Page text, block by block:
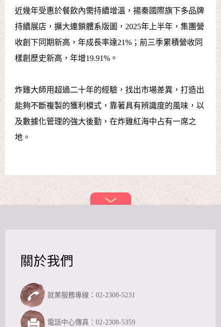
近幾年受惠於餐飲內需持續增溫，揚秦國際旗下多品牌
持續展店，擴大連鎖體系版圖，2025年上半年，集團營
收創下同期新高，年成長率達21%；前三季累積營收同
樣創歷史新高，年增19.91%。
炸雞大師用超過二十年的經驗，找出市場差異，打造出
能夠不斷複製的獲利模式，靠著具有辨識度的風味，以
及數據化管理的強大後勤，在炸雞紅海中占有一席之
地。
關於我們
就業服務專線：02-2308-5231
電話中心傳真：02-2308-5359